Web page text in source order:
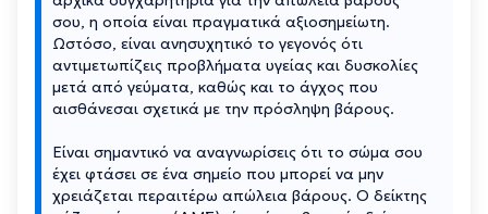
σου, η οποία είναι πραγματικά αξιοσημείωτη.
Ωστόσο, είναι ανησυχητικό το γεγονός ότι
αντιμετωπίζεις προβλήματα υγείας και δυσκολίες
μετά από γεύματα, καθώς και το άγχος που
αισθάνεσαι σχετικά με την πρόσληψη βάρους.
Είναι σημαντικό να αναγνωρίσεις ότι το σώμα σου
έχει φτάσει σε ένα σημείο που μπορεί να μην
χρειάζεται περαιτέρω απώλεια βάρους. Ο δείκτης